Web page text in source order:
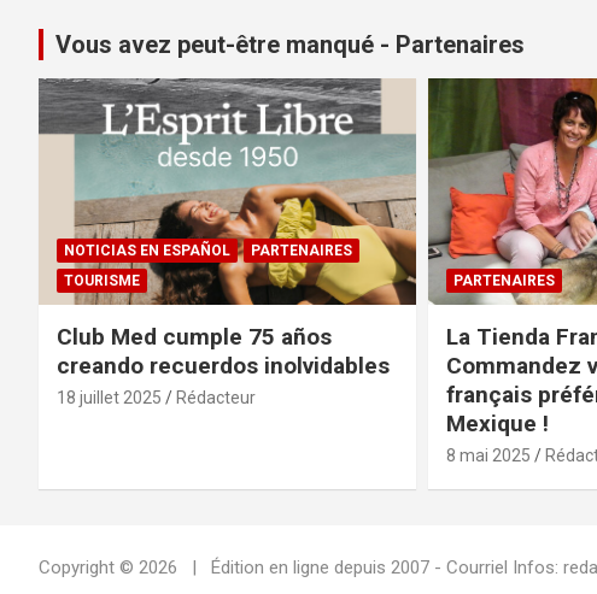
Vous avez peut-être manqué - Partenaires
NOTICIAS EN ESPAÑOL
PARTENAIRES
TOURISME
Club Med cumple 75 años
creando recuerdos inolvidables
18 juillet 2025 Rédacteur
PARTENAIRES
La Tienda
Commandez
français
Mexique !
8 mai 2025
Copyright © 2026 Édition en ligne depuis 2007 - Courriel Infos: